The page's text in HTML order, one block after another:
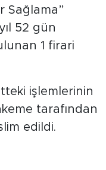
Sağlama”
52 gün
1 firari
işlemlerinin
tarafından
edildi.